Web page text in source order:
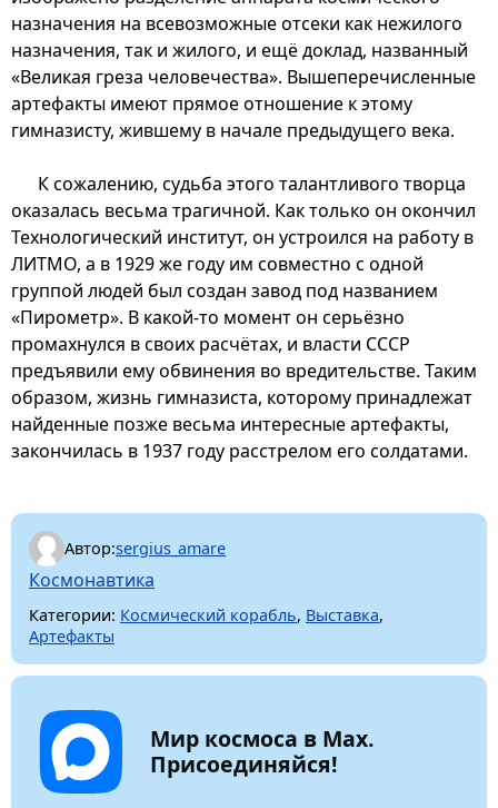
назначения на всевозможные отсеки как нежилого
назначения, так и жилого, и ещё доклад, названный
«Великая греза человечества». Вышеперечисленные
артефакты имеют прямое отношение к этому
гимназисту, жившему в начале предыдущего века.
К сожалению, судьба этого талантливого творца
оказалась весьма трагичной. Как только он окончил
Технологический институт, он устроился на работу в
ЛИТМО, а в 1929 же году им совместно с одной
группой людей был создан завод под названием
«Пирометр». В какой-то момент он серьёзно
промахнулся в своих расчётах, и власти СССР
предъявили ему обвинения во вредительстве. Таким
образом, жизнь гимназиста, которому принадлежат
найденные позже весьма интересные артефакты,
закончилась в 1937 году расстрелом его солдатами.
Автор:sergius_amare
Космонавтика
Категории: Космический корабль, Выставка,
Артефакты
Мир космоса в Max.
Присоединяйся!